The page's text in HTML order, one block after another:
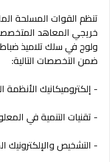
تنظم القوات المسلحة
خريجي المعاهد المتخصصة
ولوج في سلك تلاميذ
ضمن التخصصات التالية:
- إلكتروميكانيك الأنظمة
- تقنيات التنمية في
- التشخيص والإلكترونيك